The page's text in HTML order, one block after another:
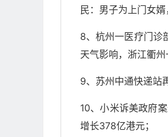
民：男子为上门女婿
8、杭州一医疗门诊
天气影响，浙江衢
9、苏州中通快递站
10、小米诉美政府
增长378亿港元；